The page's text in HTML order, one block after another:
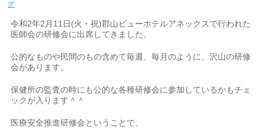
グ
令和2年2月11日(火・祝)郡山ビューホテルアネックスで行われた
医師会の研修会に出席してきました。
公的なものや民間のもの含めて毎週、毎月のように、沢山の研修
会があります。
保健所の監査の時にも公的な各種研修会に参加しているかもチェ
ックが入ります＾＾
医療安全推進研修会ということで、